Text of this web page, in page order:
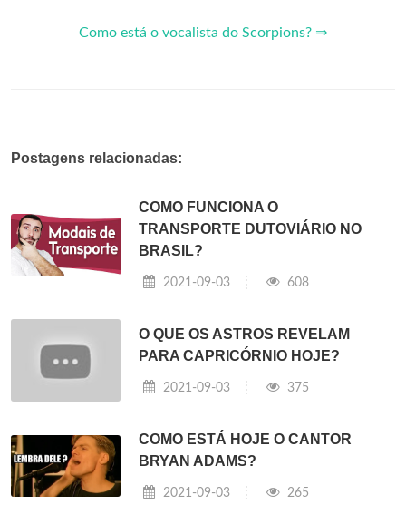
Como está o vocalista do Scorpions? ⇒
Postagens relacionadas:
COMO FUNCIONA O
TRANSPORTE DUTOVIÁRIO NO
BRASIL?
2021-09-03 608
O QUE OS ASTROS REVELAM
PARA CAPRICÓRNIO HOJE?
2021-09-03 375
COMO ESTÁ HOJE O CANTOR
BRYAN ADAMS?
2021-09-03 265